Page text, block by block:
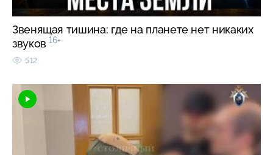
Звенящая тишина: где на планете нет никаких
звуков 16+
512